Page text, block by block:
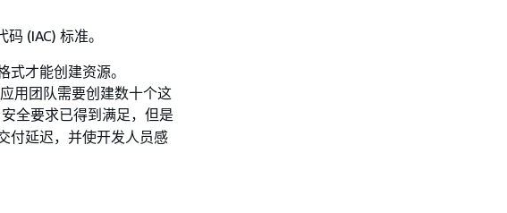
(IAC) 标准。
才能创建资源。
用团队需要创建数十个这
全要求已得到满足，但是
付延迟，并使开发人员感